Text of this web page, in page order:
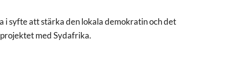
i syfte att stärka den lokala demokratin och det
med Sydafrika.